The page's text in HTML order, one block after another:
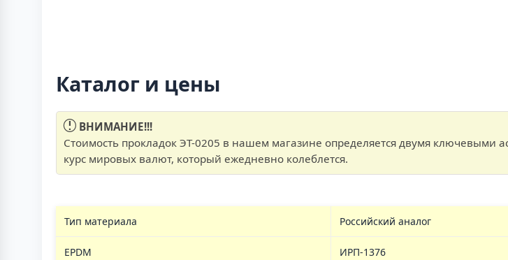
Каталог и цены
ВНИМАНИЕ!!!
Стоимость прокладок ЭТ-0205 в нашем магазине определяется двумя ключевыми
курс мировых валют, который ежедневно колеблется.
Тип материала Российский аналог
EPDM ИРП-1376